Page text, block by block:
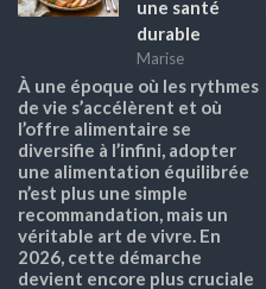
une santé
durable
Marise
À une époque où les rythmes
de vie s’accélèrent et où
l’offre alimentaire se
diversifie à l’infini, adopter
une alimentation équilibrée
n’est plus une simple
recommandation, mais un
véritable art de vivre. En
2026, cette démarche
devient encore plus cruciale